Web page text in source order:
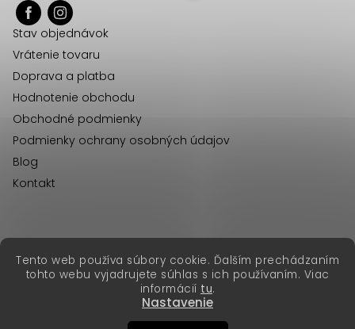
Tento web používa súbory cookie. Ďalším prechádzaním
tohto webu vyjadrujete súhlas s ich používaním. Viac
informácií tu.
Nastavenie
Stav objednávok
Vrátenie tovaru
Doprava a platba
Hodnotenie obchodu
Obchodné podmienky
Podmienky ochrany osobných údajov
Blog
Kontakt
Vytvoril Shoptet Premium
Copyright 2026Erika Fashion. Všetky práva vyhradené.
erikafashion.cz